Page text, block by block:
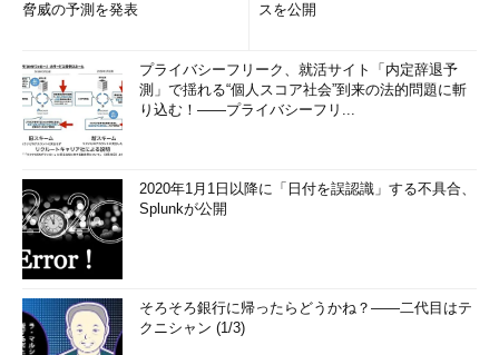
脅威の予測を発表
スを公開
プライバシーフリーク、就活サイト「内定辞退予
測」で揺れる“個人スコア社会”到来の法的問題に斬
り込む！――プライバシーフリ...
2020年1月1日以降に「日付を誤認識」する不具合、
Splunkが公開
そろそろ銀行に帰ったらどうかね？――二代目はテ
クニシャン (1/3)